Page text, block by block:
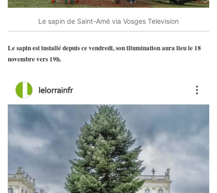
Le sapin de Saint-Amé via Vosges Television
Le sapin est installé depuis ce vendredi, son illumination aura lieu le 18
novembre vers 19h.